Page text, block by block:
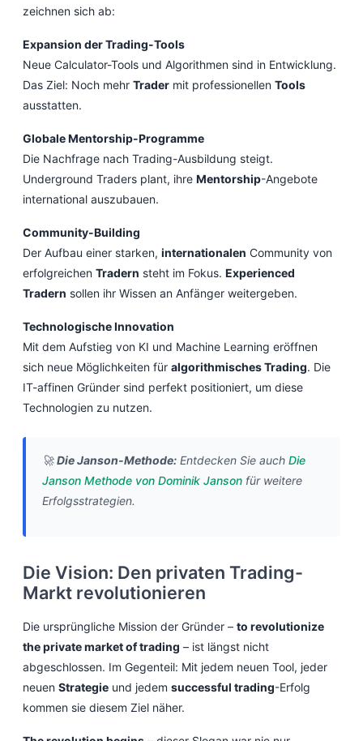
zeichnen sich ab:
Expansion der Trading-Tools
Neue Calculator-Tools und Algorithmen sind in Entwicklung.
Das Ziel: Noch mehr Trader mit professionellen Tools
ausstatten.
Globale Mentorship-Programme
Die Nachfrage nach Trading-Ausbildung steigt.
Underground Traders plant, ihre Mentorship-Angebote
international auszubauen.
Community-Building
Der Aufbau einer starken, internationalen Community von
erfolgreichen Tradern steht im Fokus. Experienced
Tradern sollen ihr Wissen an Anfänger weitergeben.
Technologische Innovation
Mit dem Aufstieg von KI und Machine Learning eröffnen
sich neue Möglichkeiten für algorithmisches Trading. Die
IT-affinen Gründer sind perfekt positioniert, um diese
Technologien zu nutzen.
🚀Die Janson-Methode: Entdecken Sie auch Die
Janson Methode von Dominik Janson für weitere
Erfolgsstrategien.
Die Vision: Den privaten Trading-
Markt revolutionieren
Die ursprüngliche Mission der Gründer – to revolutionize
the private market of trading – ist längst nicht
abgeschlossen. Im Gegenteil: Mit jedem neuen Tool, jeder
neuen Strategie und jedem successful trading-Erfolg
kommen sie diesem Ziel näher.